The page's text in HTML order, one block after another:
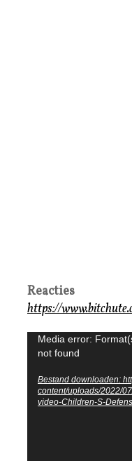
Reacties
https://
Videospeler
Media error:
not found
Bestand downloaden:
content/uploads/2022/
video-Children-S-